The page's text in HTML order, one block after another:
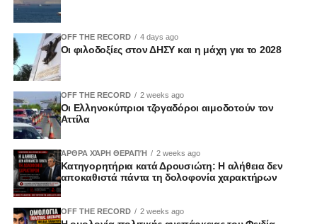
OFF THE RECORD 4 days ago
Οι φιλοδοξίες στον ΔΗΣΥ και η μάχη για το 2028
OFF THE RECORD 2 weeks ago
Οι Ελληνοκύπριοι τζογαδόροι αιμοδοτούν τον
Αττίλα
ΆΡΘΡΑ ΧΆΡΗ ΘΕΡΑΠΉ 2 weeks ago
Κατηγορητήρια κατά Δρουσιώτη: Η αλήθεια δεν
αποκαθιστά πάντα τη δολοφονία χαρακτήρων
OFF THE RECORD 2 weeks ago